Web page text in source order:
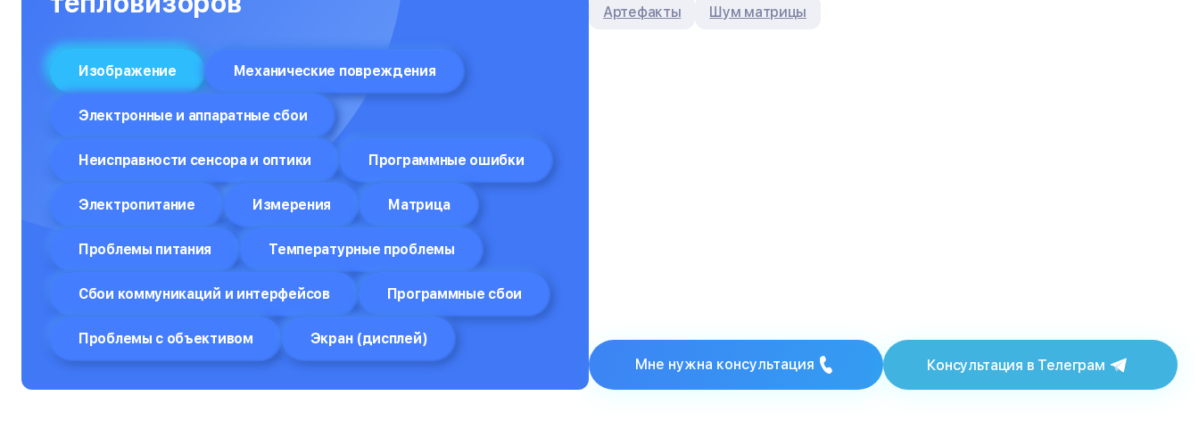
Оптические прицелы
Компьютеры
Пароварки
Планшеты
Плоттеры
Посудомоечные машины
Прицелы ночного видения
Проекторы
Изображение Механические повреждения
Электронные и аппаратные сбои
Неисправности сенсора и оптики Программные ошибки
Электропитание Измерения Матрица
Проблемы питания Температурные проблемы
Сбои коммуникаций и интерфейсов Программные сбои
Проблемы с объективом Экран (дисплей)
Артефакты Шум матрицы
Мне нужна консультация Консультация в Телеграм